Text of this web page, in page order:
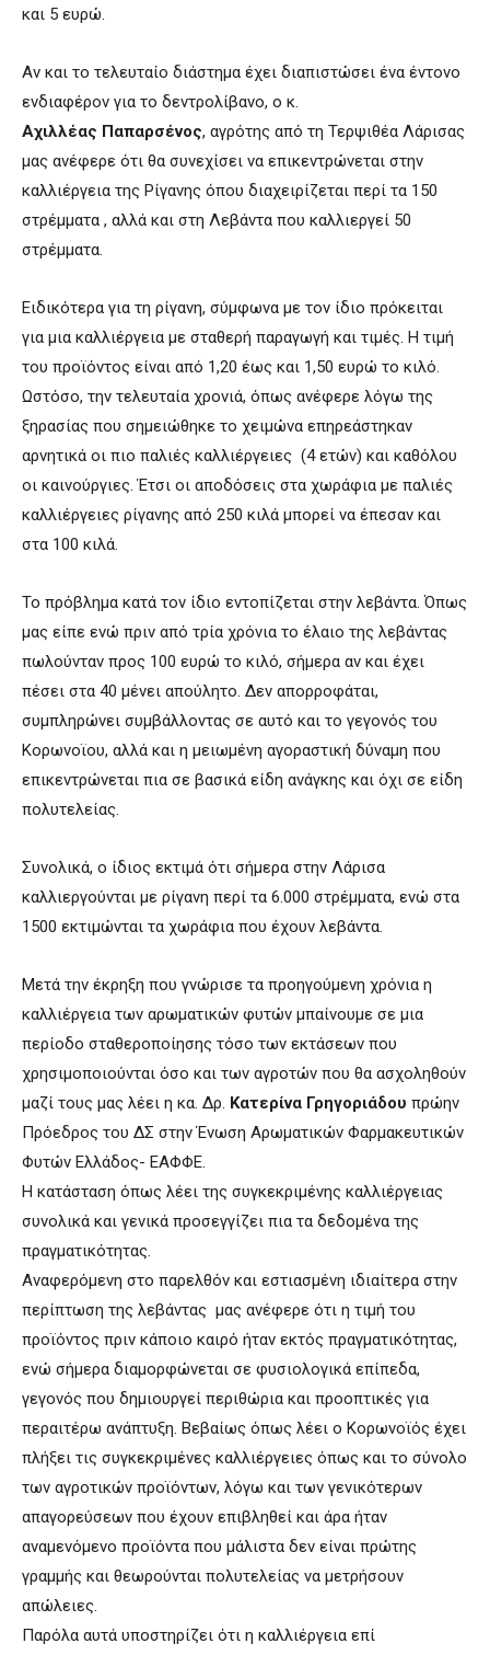
και 5 ευρώ.
Aν και το τελευταίο διάστημα έχει διαπιστώσει ένα έντονο
ενδιαφέρον για το δεντρολίβανο, ο κ.
Αχιλλέας Παπαρσένος, αγρότης από τη Τερψιθέα Λάρισας
μας ανέφερε ότι θα συνεχίσει να επικεντρώνεται στην
καλλιέργεια της Ρίγανης όπου διαχειρίζεται περί τα 150
στρέμματα , αλλά και στη Λεβάντα που καλλιεργεί 50
στρέμματα.
Ειδικότερα για τη ρίγανη, σύμφωνα με τον ίδιο πρόκειται
για μια καλλιέργεια με σταθερή παραγωγή και τιμές. Η τιμή
του προϊόντος είναι από 1,20 έως και 1,50 ευρώ το κιλό.
Ωστόσο, την τελευταία χρονιά, όπως ανέφερε λόγω της
ξηρασίας που σημειώθηκε το χειμώνα επηρεάστηκαν
αρνητικά οι πιο παλιές καλλιέργειες (4 ετών) και καθόλου
οι καινούργιες. Έτσι οι αποδόσεις στα χωράφια με παλιές
καλλιέργειες ρίγανης από 250 κιλά μπορεί να έπεσαν και
στα 100 κιλά.
Το πρόβλημα κατά τον ίδιο εντοπίζεται στην λεβάντα. Όπως
μας είπε ενώ πριν από τρία χρόνια το έλαιο της λεβάντας
πωλούνταν προς 100 ευρώ το κιλό, σήμερα αν και έχει
πέσει στα 40 μένει απούλητο. Δεν απορροφάται,
συμπληρώνει συμβάλλοντας σε αυτό και το γεγονός του
Κορωνοϊου, αλλά και η μειωμένη αγοραστική δύναμη που
επικεντρώνεται πια σε βασικά είδη ανάγκης και όχι σε είδη
πολυτελείας.
Συνολικά, ο ίδιος εκτιμά ότι σήμερα στην Λάρισα
καλλιεργούνται με ρίγανη περί τα 6.000 στρέμματα, ενώ στα
1500 εκτιμώνται τα χωράφια που έχουν λεβάντα.
Mετά την έκρηξη που γνώρισε τα προηγούμενη χρόνια η
καλλιέργεια των αρωματικών φυτών μπαίνουμε σε μια
περίοδο σταθεροποίησης τόσο των εκτάσεων που
χρησιμοποιούνται όσο και των αγροτών που θα ασχοληθούν
μαζί τους μας λέει η κα. Δρ. Κατερίνα Γρηγοριάδου πρώην
Πρόεδρος του ΔΣ στην Ένωση Αρωματικών Φαρμακευτικών
Φυτών Ελλάδος- ΕΑΦΦΕ.
Η κατάσταση όπως λέει της συγκεκριμένης καλλιέργειας
συνολικά και γενικά προσεγγίζει πια τα δεδομένα της
πραγματικότητας.
Αναφερόμενη στο παρελθόν και εστιασμένη ιδιαίτερα στην
περίπτωση της λεβάντας μας ανέφερε ότι η τιμή του
προϊόντος πριν κάποιο καιρό ήταν εκτός πραγματικότητας,
ενώ σήμερα διαμορφώνεται σε φυσιολογικά επίπεδα,
γεγονός που δημιουργεί περιθώρια και προοπτικές για
περαιτέρω ανάπτυξη. Βεβαίως όπως λέει ο Κορωνοϊός έχει
πλήξει τις συγκεκριμένες καλλιέργειες όπως και το σύνολο
των αγροτικών προϊόντων, λόγω και των γενικότερων
απαγορεύσεων που έχουν επιβληθεί και άρα ήταν
αναμενόμενο προϊόντα που μάλιστα δεν είναι πρώτης
γραμμής και θεωρούνται πολυτελείας να μετρήσουν
απώλειες.
Παρόλα αυτά υποστηρίζει ότι η καλλιέργεια επί